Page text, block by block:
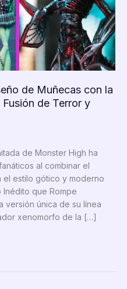
de Muñecas con la
de Terror y
de Monster High ha
al combinar el
estilo gótico y moderno
Inédito que Rompe
versión única de su línea
xenomorfo de la […]